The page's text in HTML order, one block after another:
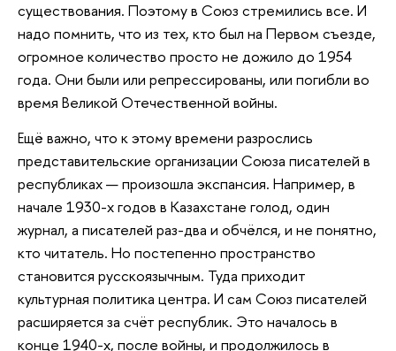
существования. Поэтому в Союз стремились все. И
надо помнить, что из тех, кто был на Первом съезде,
огромное количество просто не дожило до 1954
года. Они были или репрессированы, или погибли во
время Великой Отечественной войны.
Ещё важно, что к этому времени разрослись
представительские организации Союза писателей в
республиках — произошла экспансия. Например, в
начале 1930-х годов в Казахстане голод, один
журнал, а писателей раз-два и обчёлся, и не понятно,
кто читатель. Но постепенно пространство
становится русскоязычным. Туда приходит
культурная политика центра. И сам Союз писателей
расширяется за счёт республик. Это началось в
конце 1940-х, после войны, и продолжилось в